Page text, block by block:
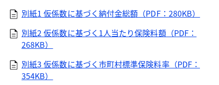
別紙1 仮係数に基づく納付金総額（PDF：280KB）
別紙2 仮係数に基づく1人当たり保険料額（PDF：
268KB）
別紙3 仮係数に基づく市町村標準保険料率（PDF：
354KB）